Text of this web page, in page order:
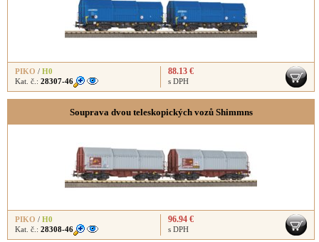
PIKO / H0
Kat. č.: 28307-46
88.13 €
s DPH
Souprava dvou teleskopických vozů Shimmns
PIKO / H0
Kat. č.: 28308-46
96.94 €
s DPH